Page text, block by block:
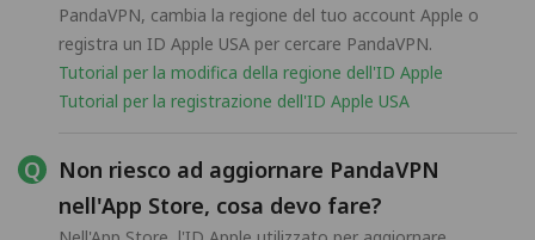
PandaVPN, cambia la regione del tuo account Apple o
registra un ID Apple USA per cercare PandaVPN.
Tutorial per la modifica della regione dell'ID Apple
Tutorial per la registrazione dell'ID Apple USA
Non riesco ad aggiornare PandaVPN
nell'App Store, cosa devo fare?